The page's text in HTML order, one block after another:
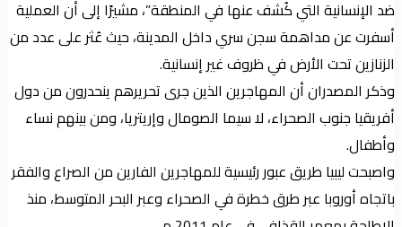
ضد الإنسانية التي كُشف عنها في المنطقة”، مشيرًا إلى أن العملية
أسفرت عن مداهمة سجن سري داخل المدينة، حيث عُثر على عدد من
الزنازين تحت الأرض في ظروف غير إنسانية.
وذكر المصدران أن المهاجرين الذين جرى تحريرهم ينحدرون من دول
أفريقيا جنوب الصحراء، لا سيما الصومال وإريتريا، ومن بينهم نساء
وأطفال.
واصبحت ليبيا طريق عبور رئيسية للمهاجرين الفارين من الصراع والفقر
باتجاه أوروبا عبر طرق خطرة في الصحراء وعبر البحر المتوسط، منذ